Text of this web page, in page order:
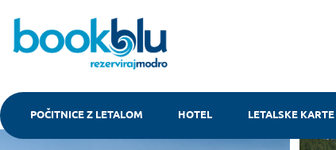
POČITNICE Z LETALOM HOTEL LETALSKE KARTE